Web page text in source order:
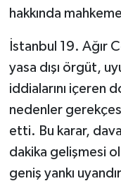
hakkında
İstanbul 19. Ağır
yasa dışı örgüt,
iddialarını içeren
nedenler
etti. Bu karar,
dakika gelişmesi
geniş yankı
Manyas
OLAY
OTOMOTİV
Resmi İlanlar
SAĞLIK